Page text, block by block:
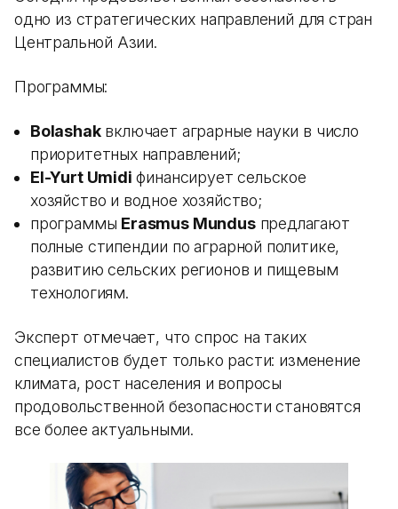
одно из стратегических направлений для стран
Центральной Азии.
Программы:
Bolashakвключает аграрные науки в число
приоритетных направлений;
El-Yurt Umidi финансирует сельское
хозяйство и водное хозяйство;
программы Erasmus Mundusпредлагают
полные стипендии по аграрной политике,
развитию сельских регионов и пищевым
технологиям.
Эксперт отмечает, что спрос на таких
специалистов будет только расти: изменение
климата, рост населения и вопросы
продовольственной безопасности становятся
все более актуальными.